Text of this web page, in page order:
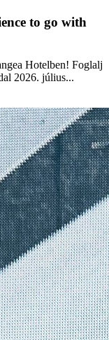
to go with
Hotelben! Foglalj
2026. július...